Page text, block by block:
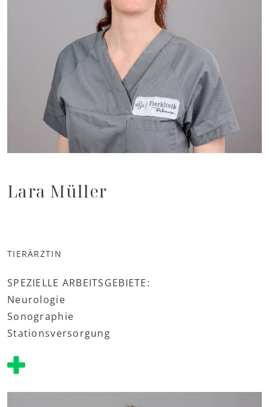
Lara Müller
TIERÄRZTIN
SPEZIELLE ARBEITSGEBIETE:
Neurologie
Sonographie
Stationsversorgung